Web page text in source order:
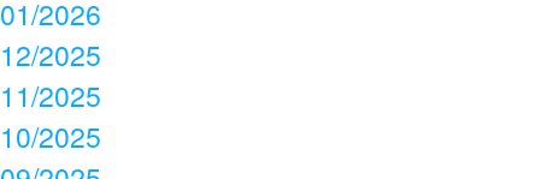
01/2026
12/2025
11/2025
10/2025